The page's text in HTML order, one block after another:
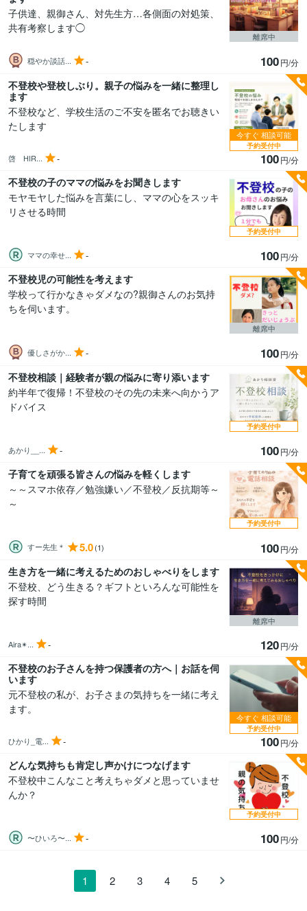
子供達、親御さん、対先生方…各側面の対処策、
共有考察します◯
穏やか談話... - 100円/分
離席中
不登校や登校しぶり。親子の悩みを一緒に整理し
ます
不登校など、学校生活のご不安を匿名でお聴きい
たします
啓 HIR... - 100円/分
今すぐ 相談可能
予約受付中
不登校の子のママの悩みをお聞きします
モヤモヤした悩みを言葉にし、ママの心をスッキ
リさせる時間
ママの幸せ... - 100円/分
予約受付中
不登校児の可能性を考えます
学校って行かなきゃダメなの?親御さんのお気持
ちを伺います。
優しさがか... - 100円/分
離席中
不登校相談｜経験者が親の悩みに寄り添います
約半年で復帰！不登校のその先の未来へ向かうア
ドバイス
あかり__... - 100円/分
予約受付中
子育てを頑張る皆さんの悩みを軽くします
～～スマホ依存／勉強嫌い／不登校／反抗期等～
～
すー先生＊ 5.0(1) 100円/分
予約受付中
生き方を一緒に考えるためのおしゃべりをします
不登校、どう生きる？ギフトといろんな可能性を
探す時間
Aira✴... - 120円/分
離席中
不登校のお子さんを持つ保護者の方へ｜お話を伺
います
元不登校の私が、お子さまの気持ちを一緒に考え
ます。
ひかり_電... - 100円/分
今すぐ 相談可能
予約受付中
どんな気持ちも肯定し声かけにつなげます
不登校中こんなこと考えちゃダメと思っていませ
んか？
〜ひいろ〜... - 100円/分
予約受付中
1 2 3 4 5